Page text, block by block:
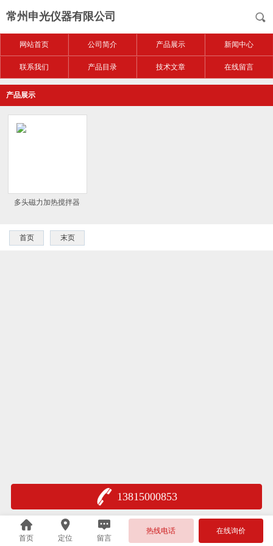
常州申光仪器有限公司
网站首页 公司简介 产品展示 新闻中心
联系我们 产品目录 技术文章 在线留言
产品展示
多头磁力加热搅拌器
首页 末页
13815000853
首页 定位 留言
热线电话 在线询价